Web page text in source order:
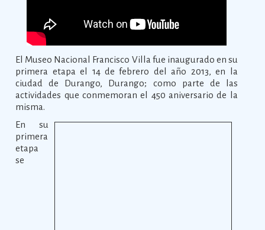
El Museo Nacional Francisco Villa fue inaugurado en su
primera etapa el 14 de febrero del año 2013, en la
ciudad de Durango, Durango; como parte de las
actividades que conmemoran el 450 aniversario de la
misma.
En su
primera
etapa
se